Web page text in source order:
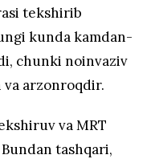
tekshirib
kunda kamdan-
chunki noinvaziv
va arzonroqdir.
va MRT
tashqari,